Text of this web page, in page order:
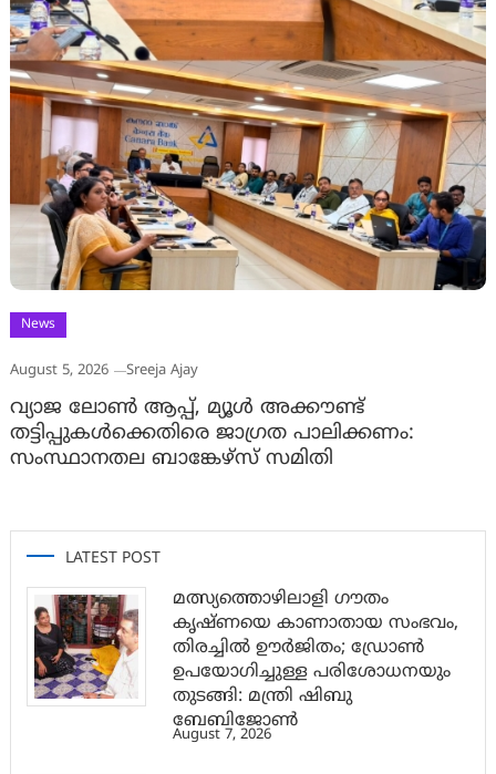
News
August 5, 2026 Sreeja Ajay
വ്യാജ ലോൺ ആപ്പ്, മ്യൂൾ അക്കൗണ്ട്
തട്ടിപ്പുകൾക്കെതിരെ ജാ​ഗ്രത പാലിക്കണം:
സംസ്ഥാനതല ബാങ്കേഴ്സ് സമിതി
LATEST POST
മത്സ്യത്തൊഴിലാളി ഗൗതം
കൃഷ്ണയെ കാണാതായ സംഭവം,
തിരച്ചിൽ ഊർജിതം; ഡ്രോണ്‍
ഉപയോഗിച്ചുള്ള പരിശോധനയും
തുടങ്ങി: മന്ത്രി ഷിബു
ബേബിജോണ്‍
August 7, 2026